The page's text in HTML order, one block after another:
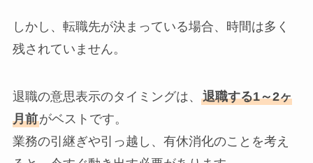
しかし、転職先が決まっている場合、時間は多く
残されていません。
退職の意思表示のタイミングは、 退職する1～2ヶ
月前がベストです。
業務の引継ぎや引っ越し、有休消化のことを考え